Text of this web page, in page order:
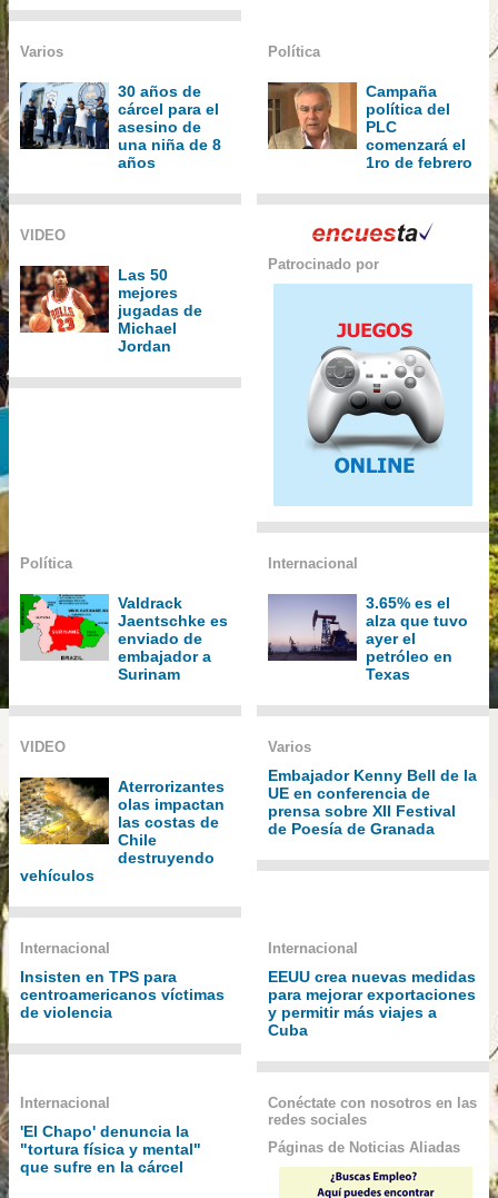
Varios
30 años de
cárcel para el
asesino de
una niña de 8
años
Política
Campaña
política del
PLC
comenzará el
1ro de febrero
VIDEO
Las 50
mejores
jugadas de
Michael
Jordan
Patrocinado por
Política
Valdrack
Jaentschke es
enviado de
embajador a
Surinam
Internacional
3.65% es el
alza que tuvo
ayer el
petróleo en
Texas
VIDEO
Aterrorizantes
olas impactan
las costas de
Chile
destruyendo
vehículos
Varios
Embajador Kenny Bell de la
UE en conferencia de
prensa sobre XII Festival
de Poesía de Granada
Internacional
Insisten en TPS para
centroamericanos víctimas
de violencia
Internacional
EEUU crea nuevas medidas
para mejorar exportaciones
y permitir más viajes a
Cuba
Internacional
'El Chapo' denuncia la
"tortura física y mental"
que sufre en la cárcel
Conéctate con nosotros en las
redes sociales
Páginas de Noticias Aliadas